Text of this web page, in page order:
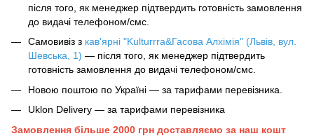
після того, як менеджер підтвердить готовність замовлення
до видачі телефоном/смс.
Самовивіз з кав'ярні "Kulturrra&Гасова Алхімія" (Львів, вул.
Шевська, 1) — після того, як менеджер підтвердить
готовність замовлення до видачі телефоном/смс.
Новою поштою по Україні — за тарифами перевізника.
Uklon Delivery — за тарифами перевізника
Замовлення більше 2000 грн доставляємо за наш кошт